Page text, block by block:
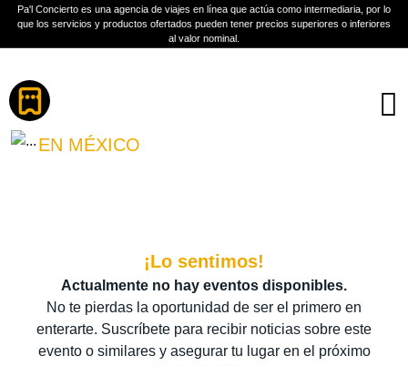
Pa'l Concierto es una agencia de viajes en línea que actúa como intermediaria, por lo
que los servicios y productos ofertados pueden tener precios superiores o inferiores
al valor nominal.
Boletos
TURBULENCE Y BURRITA
BURRONA
EN MÉXICO
¡Lo sentimos!
Actualmente no hay eventos disponibles.
No te pierdas la oportunidad de ser el primero en
enterarte. Suscríbete para recibir noticias sobre este
evento o similares y asegurar tu lugar en el próximo